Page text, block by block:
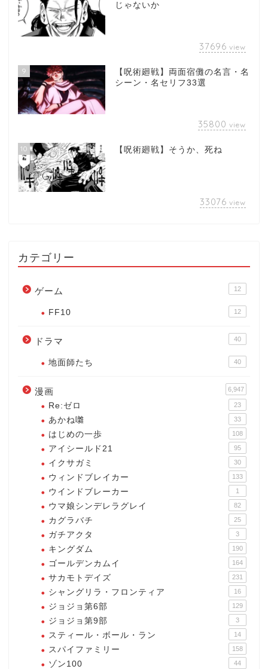
じゃないか
37696 view
9
【呪術廻戦】両面宿儺の名言・名
シーン・名セリフ33選
35800 view
10 【呪術廻戦】そうか、死ね
33076 view
カテゴリー
ゲーム 12
FF10 12
ドラマ 40
地面師たち 40
漫画 6,947
Re:ゼロ 23
あかね囃 33
はじめの一歩 108
アイシールド21 95
イクサガミ 30
ウィンドブレイカー 133
ウインドブレーカー 1
ウマ娘シンデレラグレイ 82
カグラバチ 25
ガチアクタ 3
キングダム 190
ゴールデンカムイ 164
サカモトデイズ 231
シャングリラ・フロンティア 16
ジョジョ第6部 129
ジョジョ第9部 3
スティール・ボール・ラン 14
スパイファミリー 158
ゾン100 44